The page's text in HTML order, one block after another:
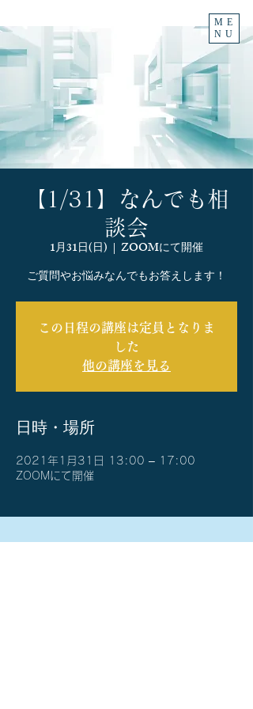
ME
NU
【1/31】なんでも相
談会
1月31日(日)
  |
ZOOMにて開催
ご質問やお悩みなんでもお答えします！
この日程の講座は定員となりま
した
他の講座を見る
日時・場所
2021年1月31日 13:00 – 17:00
ZOOMにて開催